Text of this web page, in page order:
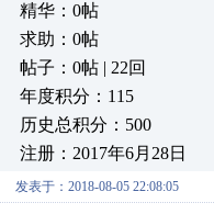
精华：0帖
求助：0帖
帖子：0帖 | 22回
年度积分：115
历史总积分：500
注册：2017年6月28日
发表于：2018-08-05 22:08:05